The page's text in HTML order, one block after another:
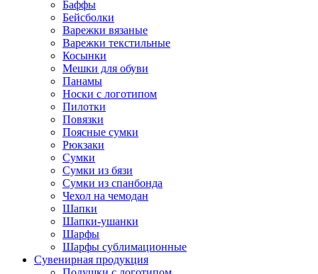
Баффы
Бейсболки
Варежки вязаные
Варежки текстильные
Косынки
Мешки для обуви
Панамы
Носки с логотипом
Пилотки
Повязки
Поясные сумки
Рюкзаки
Сумки
Сумки из бязи
Сумки из спанбонда
Чехол на чемодан
Шапки
Шапки-ушанки
Шарфы
Шарфы сублимационные
Сувенирная продукция